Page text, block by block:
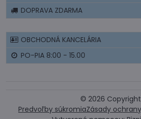
DOPRAVA ZDARMA
OBCHODNÁ KANCELÁRIA
PO-PIA 8:00 - 15.00
© 2026 Copyright
Predvoľby súkromiaZásady